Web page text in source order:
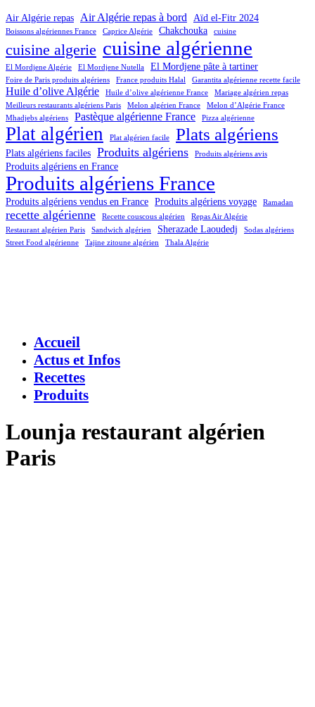
Air Algérie repas Air Algérie repas à bord Aïd el-Fitr 2024
Boissons algériennes France Caprice Algérie Chakchouka cuisine
cuisine algerie cuisine algérienne
El Mordjene Algérie El Mordjene Nutella El Mordjene pâte à tartiner
Foire de Paris produits algériens France produits Halal Garantita algérienne recette facile
Huile d’olive Algérie Huile d’olive algérienne France
Mariage algérien repas
Meilleurs restaurants algériens Paris
Melon algérien France
Melon d’Algérie France
Mhadjebs algériens
Pastèque algérienne France Pizza algérienne
Plat algérien Plat algérien facile Plats algériens
Plats algériens faciles Produits algériens Produits algériens avis
Produits algériens en France
Produits algériens France
Produits algériens vendus en France Produits algériens voyage Ramadan
recette algérienne Recette couscous algérien
Repas Air Algérie
Restaurant algérien Paris
Sandwich algérien Sherazade Laoudedj
Sodas algériens
Street Food algérienne
Tajine zitoune algérien Thala Algérie
Accueil
Actus et Infos
Recettes
Produits
Lounja restaurant algérien
Paris